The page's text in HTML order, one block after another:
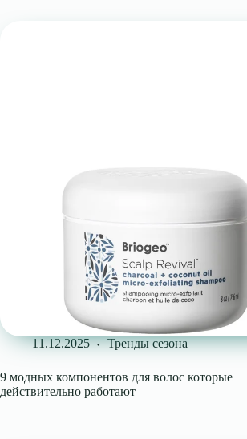
11.12.2025 Тренды сезона
9 модных компонентов для волос которые
действительно работают